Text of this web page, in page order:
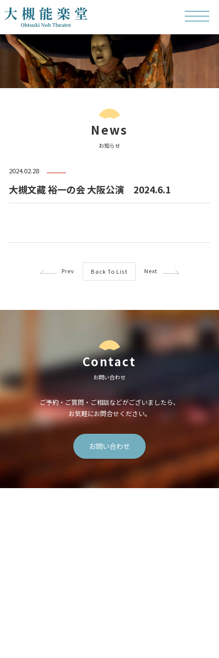
News
お知らせ
2024.02.28
大槻文藏 裕一の会 大阪公演 2024.6.1
Prev Back To List Next
Contact
お問い合わせ
ご予約・ご質問・ご相談などがございましたら、
お気軽にお問合せください。
お問い合わせ